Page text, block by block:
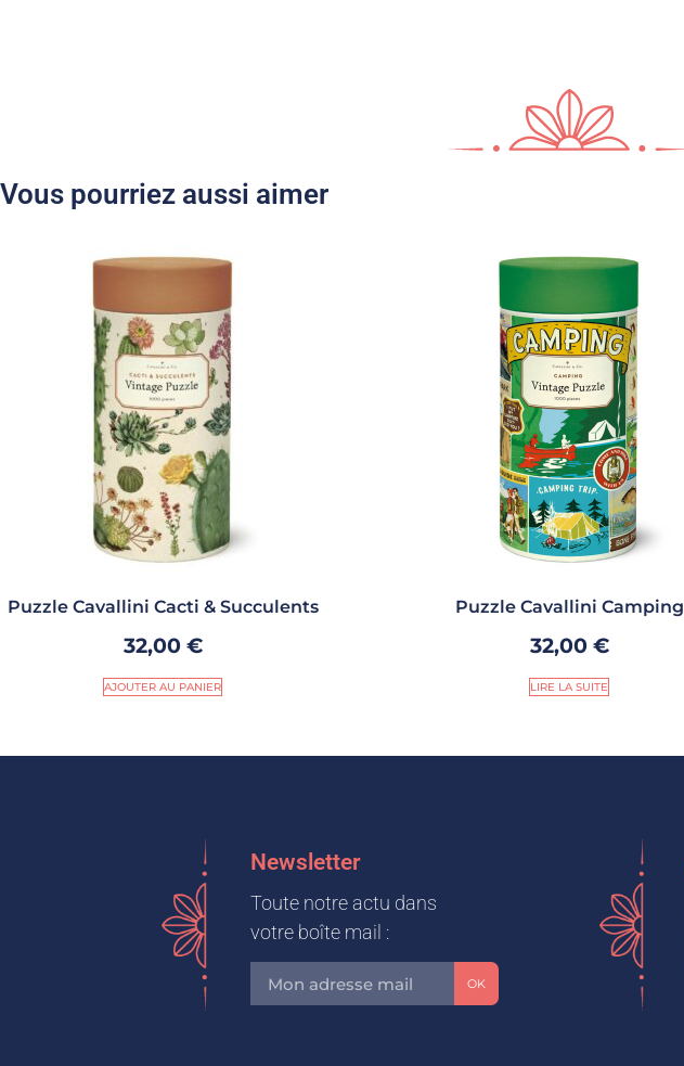
Vous pourriez aussi aimer
Puzzle Cavallini Cacti & Succulents
32,00 €
AJOUTER AU PANIER
Puzzle Cavallini Camping
32,00 €
LIRE LA SUITE
Newsletter
Toute notre actu dans
votre boîte mail :
OK